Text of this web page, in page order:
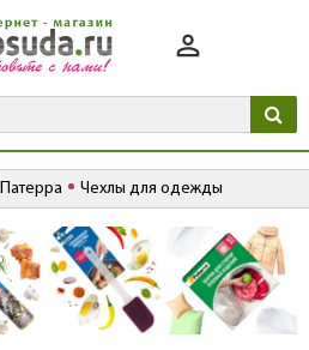
Чехлы для одежды